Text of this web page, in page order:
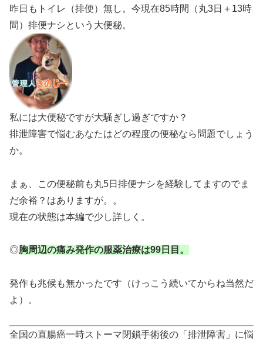
昨日もトイレ（排便）無し。今現在85時間（丸3日＋13時
間）排便ナシという大便秘。
私には大便秘ですが大騒ぎし過ぎですか？
排泄障害で悩むあなたはどの程度の便秘なら問題でしょう
か。
まぁ、この便秘前も丸5日排便ナシを経験してますのでま
だ余裕？はありますが。。
現在の状態は本編で少し詳しく。
◎胸周辺の痛み発作の服薬治療は99 日目。
発作も兆候も無かったです（けっこう続いてからね当然だ
よ）。
全国の直腸癌一時ストーマ閉鎖手術後の「排泄障害」に悩